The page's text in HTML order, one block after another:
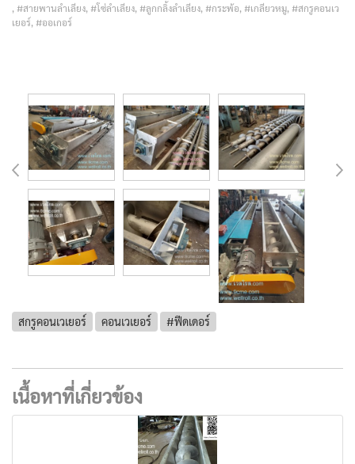
, #สายพานลำเลียง, #โซ่ลำเลียง, #ลูกกลิ้งลำเลียง, #กระพ้อ, #เกลียวหมู, #สกรูคอนเว
เยอร์, #ออเกอร์
สกรูคอนเวเยอร์ คอนเวเยอร์ #ฟีดเดอร์
เนื้อหาที่เกี่ยวข้อง